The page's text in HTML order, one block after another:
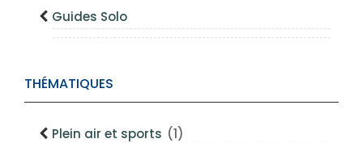
Guides Solo
THÉMATIQUES
Plein air et sports (1)